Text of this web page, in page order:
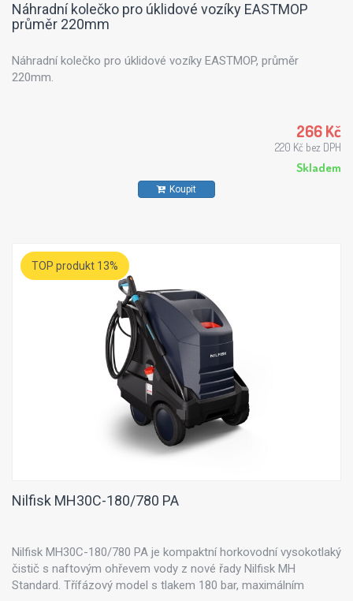
Náhradní kolečko pro úklidové vozíky EASTMOP
průměr 220mm
Náhradní kolečko pro úklidové vozíky EASTMOP, průměr
220mm.
266 Kč
220 Kč bez DPH
Skladem
Koupit
TOP produkt 13%
Nilfisk MH30C-180/780 PA
Nilfisk MH30C-180/780 PA je kompaktní horkovodní vysokotlaký
čistič s naftovým ohřevem vody z nové řady Nilfisk MH
Standard. Třífázový model s tlakem 180 bar, maximálním